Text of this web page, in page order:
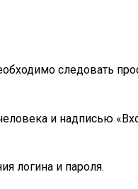
следовать
и надписью
логина и пароля.